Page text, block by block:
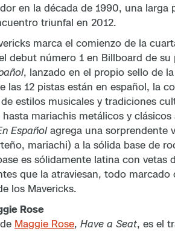
en la década de 1990, una larga
triunfal en 2012.
marca el comienzo de la
debut número 1 en Billboard de su
, lanzado en el propio sello de
las 12 pistas están en español, la
estilos musicales y tradiciones
mariachis metálicos y
Españolagrega una sorprendente
mariachi) a la sólida base de
es sólidamente latina con vetas
que la atraviesan, todo marcado
los Mavericks.
Rose
Maggie Rose,Have a Seat, es el